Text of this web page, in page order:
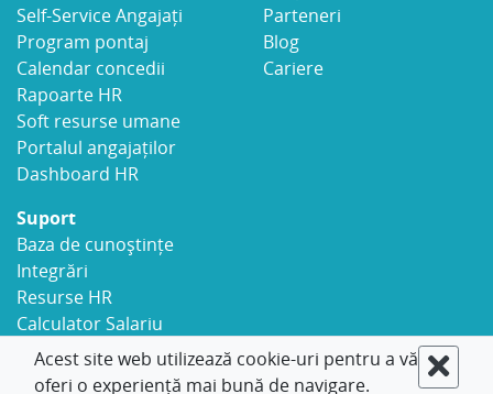
Self-Service Angajați
Program pontaj
Calendar concedii
Rapoarte HR
Soft resurse umane
Portalul angajaților
Dashboard HR
Parteneri
Blog
Cariere
Suport
Baza de cunoștințe
Integrări
Resurse HR
Calculator Salariu
Securitate
Contact
Acest site web utilizează cookie-uri pentru a vă
oferi o experiență mai bună de navigare.